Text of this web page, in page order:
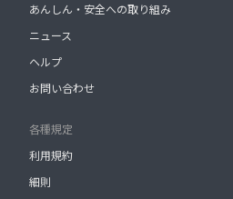
あんしん・安全への取り組み
ニュース
ヘルプ
お問い合わせ
各種規定
利用規約
細則